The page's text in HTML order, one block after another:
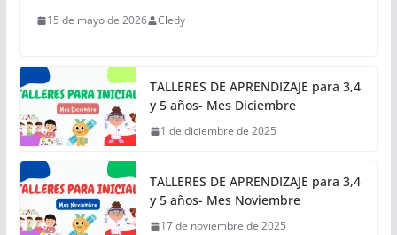
15 de mayo de 2026 Cledy
TALLERES DE APRENDIZAJE para 3,4
y 5 años- Mes Diciembre
1 de diciembre de 2025
TALLERES DE APRENDIZAJE para 3,4
y 5 años- Mes Noviembre
17 de noviembre de 2025